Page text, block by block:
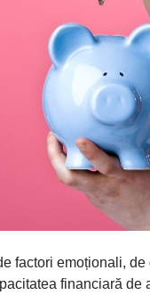
factori emoționali,
financiară de